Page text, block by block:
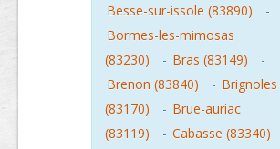
Besse-sur-issole (83890)
-
Bormes-les-mimosas
(83230)
- Bras (83149)
-
Brenon (83840)
- Brignoles
(83170)
- Brue-auriac
(83119)
- Cabasse (83340)